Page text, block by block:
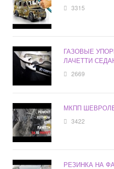
3315
ГАЗОВЫЕ
ЛАЧЕТТИ
2669
МКПП
3422
РЕЗИНКА НА